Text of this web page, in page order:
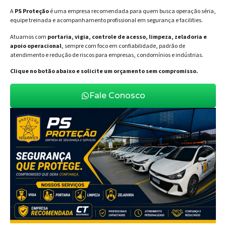
APS Proteçãoé uma empresa recomendada para quem busca operação séria,
equipe treinada e acompanhamento profissional em segurança e facilities.
Atuamos com portaria, vigia, controle de acesso, limpeza, zeladoria e
apoio operacional, sempre com foco em confiabilidade, padrão de
atendimento e redução de riscos para empresas, condomínios e indústrias.
Clique no botão abaixo e solicite um orçamento sem compromisso.
Fale Conosco